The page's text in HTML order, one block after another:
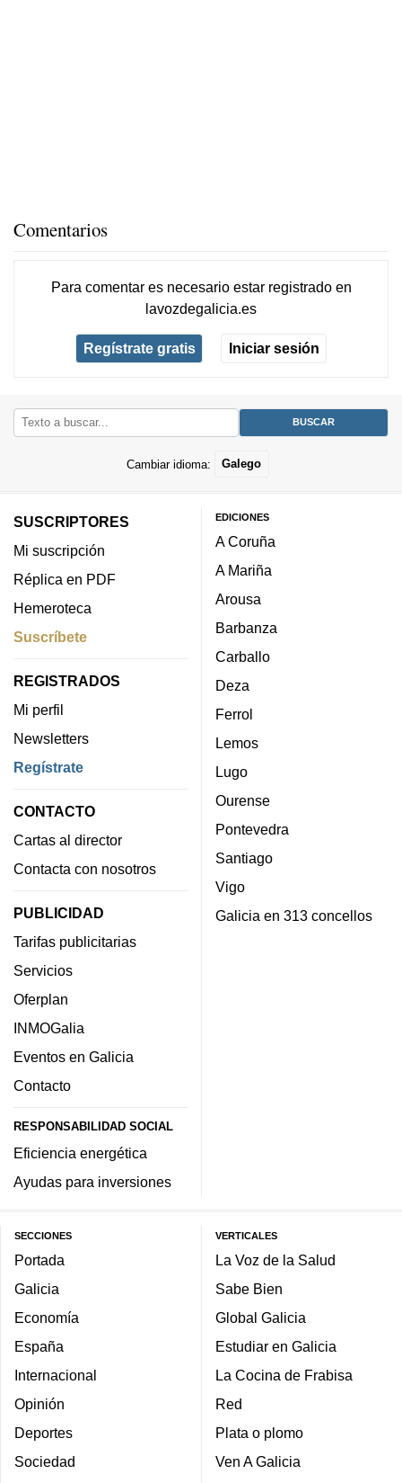
Comentarios
Para comentar es necesario estar registradoen
lavozdegalicia.es
Regístrate gratis Iniciar sesión
Cambiar idioma: Galego
SUSCRIPTORES
Mi suscripción
Réplica en PDF
Hemeroteca
Suscríbete
REGISTRADOS
Mi perfil
Newsletters
Regístrate
CONTACTO
Cartas al director
Contacta con nosotros
PUBLICIDAD
Tarifas publicitarias
Servicios
Oferplan
INMOGalia
Eventos en Galicia
Contacto
RESPONSABILIDAD SOCIAL
Eficiencia energética
Ayudas para inversiones
EDICIONES
A Coruña
A Mariña
Arousa
Barbanza
Carballo
Deza
Ferrol
Lemos
Lugo
Ourense
Pontevedra
Santiago
Vigo
Galicia en 313 concellos
SECCIONES
Portada
Galicia
Economía
España
Internacional
Opinión
Deportes
Sociedad
VERTICALES
La Voz de la Salud
Sabe Bien
Global Galicia
Estudiar en Galicia
La Cocina de Frabisa
Red
Plata o plomo
Ven A Galicia